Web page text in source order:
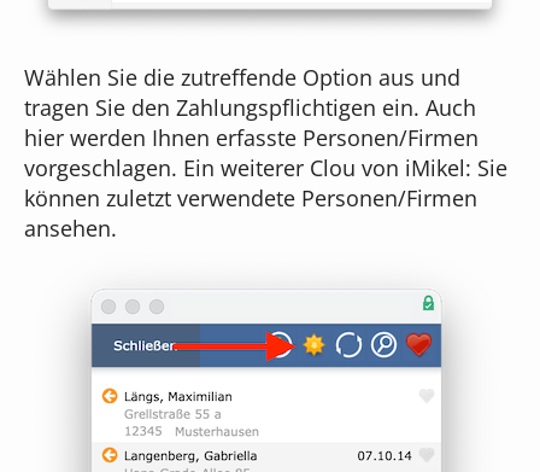
Wählen Sie die zutreffende Option aus und
tragen Sie den Zahlungspflichtigen ein. Auch
hier werden Ihnen erfasste Personen/Firmen
vorgeschlagen. Ein weiterer Clou von iMikel: Sie
können zuletzt verwendete Personen/Firmen
ansehen.